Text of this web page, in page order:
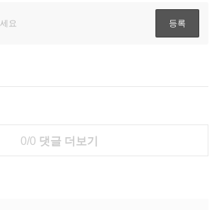
0/0 댓글 더보기